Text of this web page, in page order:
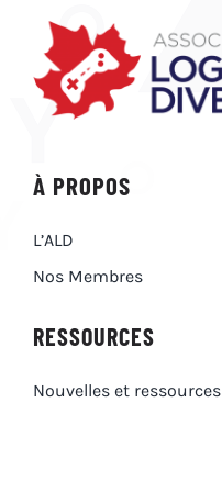
À PROPOS
L’ALD
Nos Membres
RESSOURCES
Nouvelles et ressources